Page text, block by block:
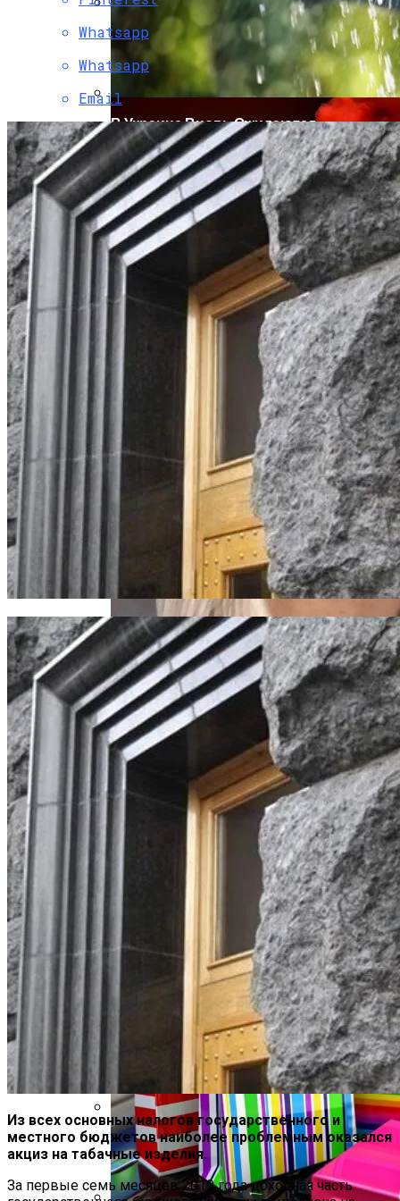
Растущая Концентрация Власти В
Руках Си Цзиньпина: Мир Не Обмануть
Военные Рельсы Спасут Британскую
Экономику?
На Какую Зарплату Могут
Рассчитывать Украинцы За Рубежом:
Советы Для Беженцев
Коронавирус В США Оказался
Смертоноснее «испанки» 1918 Года
Извержение Вулкана На Юге Исландии:
Чрезвычайное Положение И Эвакуация
Индия Не Будет Спрашивать
Разрешения На Запуск Моделей ИИ
Вредно, Но Выгодно: В США Запрет На
Асбест Приняли Только Сейчас
В Украине Вновь Ожидаются
Проливные Дожди
В Зоне ООС Ранен Один Украинский
Российской Телеведущей Запретили
Whatsapp
Whatsapp
Email
Из всех основных налогов государственного и
местного бюджетов наиболее проблемным оказался
акциз на табачные изделия.
За первые семь месяцев 2019 года доходная часть